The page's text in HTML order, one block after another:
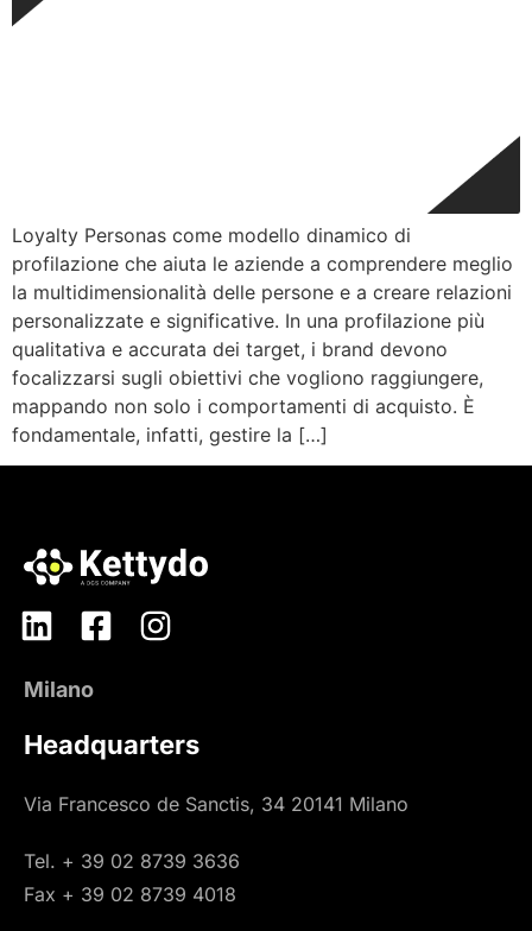
Loyalty Personas come modello dinamico di
profilazione che aiuta le aziende a comprendere meglio
la multidimensionalità delle persone e a creare relazioni
personalizzate e significative. In una profilazione più
qualitativa e accurata dei target, i brand devono
focalizzarsi sugli obiettivi che vogliono raggiungere,
mappando non solo i comportamenti di acquisto. È
fondamentale, infatti, gestire la […]
Milano
Headquarters
Via Francesco de Sanctis, 34 20141 Milano
Tel. + 39 02 8739 3636
Fax + 39 02 8739 4018